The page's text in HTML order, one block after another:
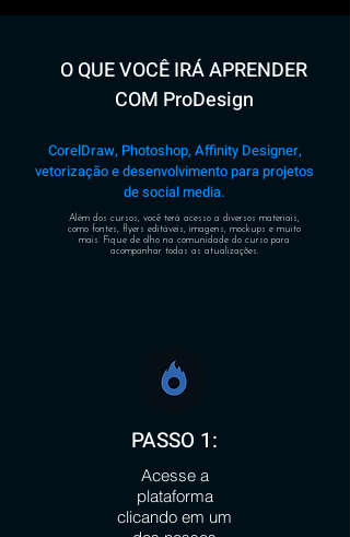
O QUE VOCÊ IRÁ APRENDER
COM ProDesign
CorelDraw, Photoshop, Affinity Designer,
vetorização e desenvolvimento para projetos
de social media.
Além dos cursos, você terá acesso a diversos materiais,
como fontes, flyers editáveis, imagens, mockups e muito
mais. Fique de olho na comunidade do curso para
acompanhar todas as atualizações.
PASSO 1:
Acesse a
plataforma
clicando em um